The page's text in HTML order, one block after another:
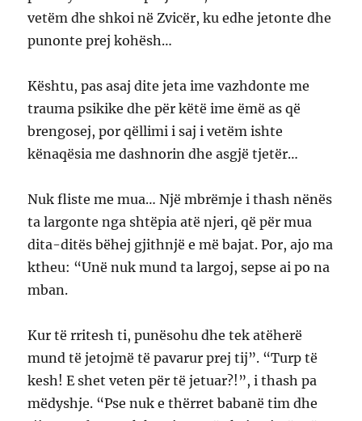
vetëm dhe shkoi në Zvicër, ku edhe jetonte dhe
punonte prej kohësh…
Kështu, pas asaj dite jeta ime vazhdonte me
trauma psikike dhe për këtë ime ëmë as që
brengosej, por qëllimi i saj i vetëm ishte
kënaqësia me dashnorin dhe asgjë tjetër…
Nuk fliste me mua… Një mbrëmje i thash nënës
ta largonte nga shtëpia atë njeri, që për mua
dita-ditës bëhej gjithnjë e më bajat. Por, ajo ma
ktheu: “Unë nuk mund ta largoj, sepse ai po na
mban.
Kur të rritesh ti, punësohu dhe tek atëherë
mund të jetojmë të pavarur prej tij”. “Turp të
kesh! E shet veten për të jetuar?!”, i thash pa
mëdyshje. “Pse nuk e thërret babanë tim dhe